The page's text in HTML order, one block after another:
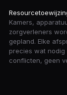
Kamers,
zorgverleners
gepland. Elke
precies wat
conflicten, geen